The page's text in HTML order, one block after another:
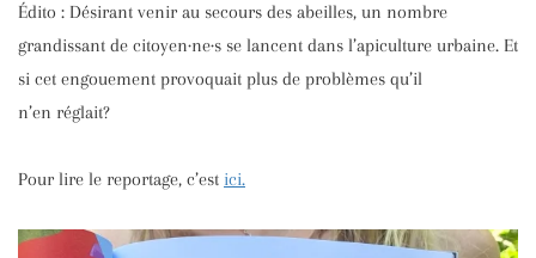
Édito : Désirant venir au secours des abeilles, un nombre
grandissant de citoyen·ne·s se lancent dans l’apiculture urbaine. Et
si cet engouement provoquait plus de problèmes qu’il
n’en réglait?
Pour lire le reportage, c’est ici.